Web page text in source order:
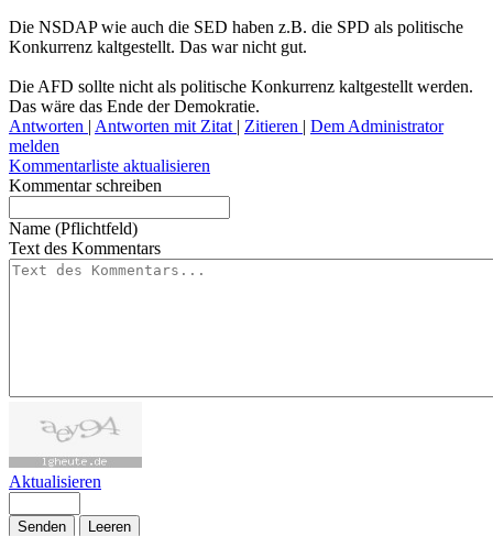
Die NSDAP wie auch die SED haben z.B. die SPD als politische
Konkurrenz kaltgestellt. Das war nicht gut.
Die AFD sollte nicht als politische Konkurrenz kaltgestellt werden.
Das wäre das Ende der Demokratie.
Antworten | Antworten mit Zitat | Zitieren | Dem Administrator
melden
Kommentarliste aktualisieren
Kommentar schreiben
Name (Pflichtfeld)
Text des Kommentars
Aktualisieren
Senden Leeren